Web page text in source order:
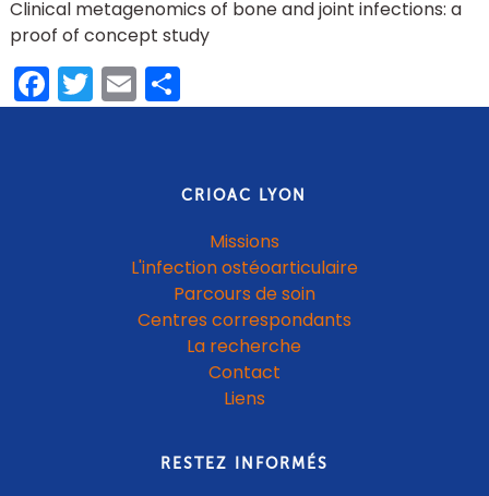
Clinical metagenomics of bone and joint infections: a
proof of concept study
Facebook
Twitter
EmailShare
CRIOAC LYON
Missions
L'infection ostéoarticulaire
Parcours de soin
Centres correspondants
La recherche
Contact
Liens
RESTEZ INFORMÉS